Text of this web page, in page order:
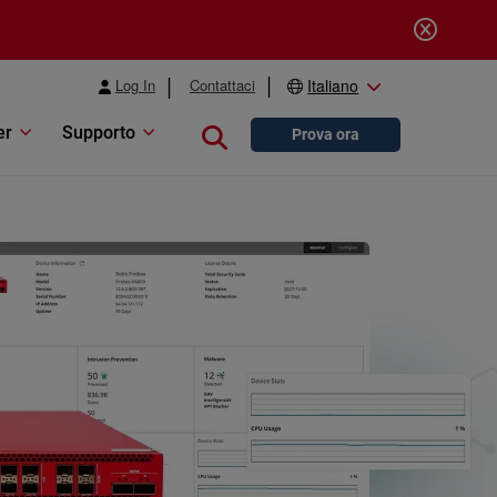
Log In Contattaci Italiano
Supporto Close searchProva ora